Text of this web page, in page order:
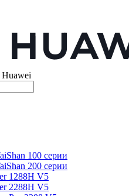
100 серии
200 серии
1288H V5
2288H V5